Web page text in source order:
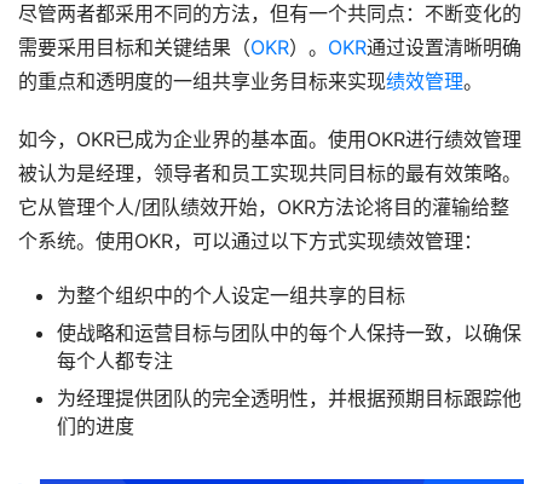
尽管两者都采用不同的方法，但有一个共同点：不断变化的
需要采用目标和关键结果（OKR）。 OKR通过设置清晰明确
的重点和透明度的一组共享业务目标来实现绩效管理。
如今，OKR已成为企业界的基本面。使用OKR进行绩效管理
被认为是经理，领导者和员工实现共同目标的最有效策略。
它从管理个人/团队绩效开始，OKR方法论将目的灌输给整
个系统。使用OKR，可以通过以下方式实现绩效管理：
为整个组织中的个人设定一组共享的目标
使战略和运营目标与团队中的每个人保持一致，以确保
每个人都专注
为经理提供团队的完全透明性，并根据预期目标跟踪他
们的进度